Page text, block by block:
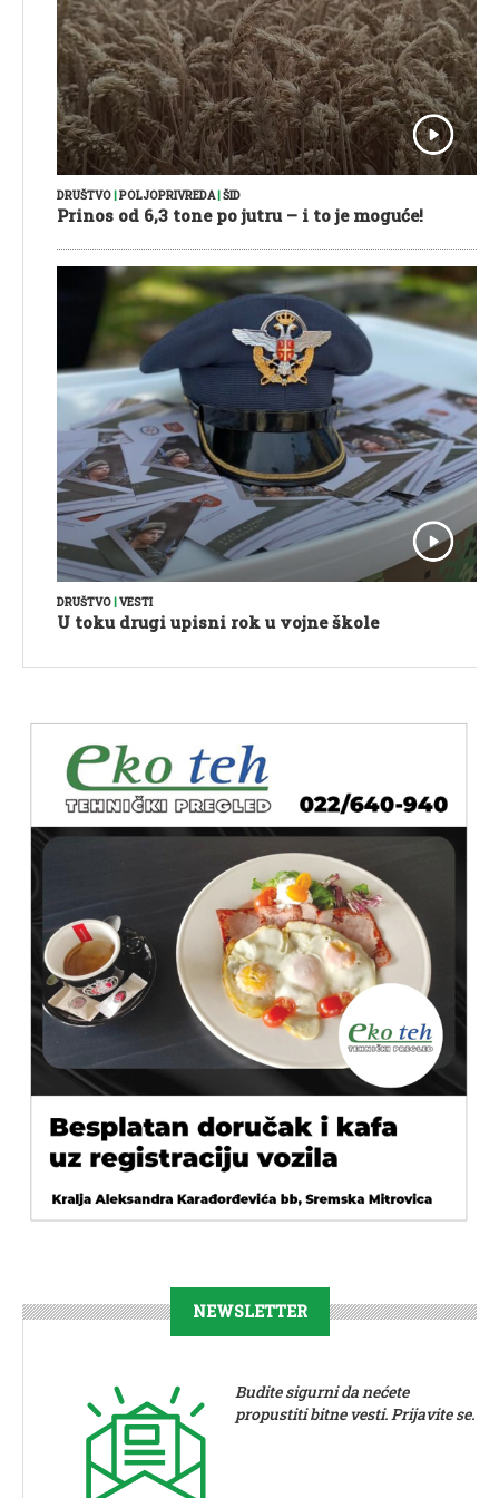
DRUŠTVO POLJOPRIVREDA| ŠID
Prinos od 6,3 tone po jutru – i to je moguće!
DRUŠTVO VESTI
U toku drugi upisni rok u vojne škole
NEWSLETTER
Budite sigurni da nećete
propustiti bitne vesti. Prijavite se.